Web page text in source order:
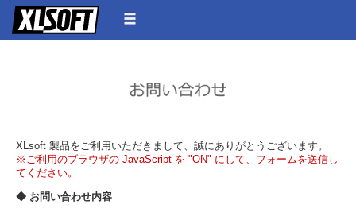
XLsoft 製品をご利用いただきまして、誠にありがとうございます。
※ご利用のブラウザの JavaScript を "ON" にして、フォームを送信し
てください。
◆ お問い合わせ内容